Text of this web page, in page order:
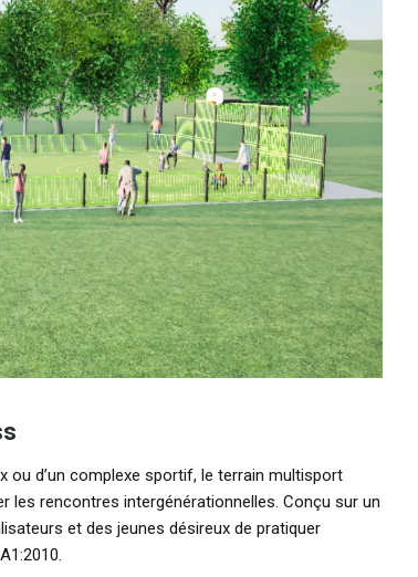
ou d’un complexe sportif, le terrain multisport
les rencontres intergénérationnelles. Conçu sur un
et des jeunes désireux de pratiquer